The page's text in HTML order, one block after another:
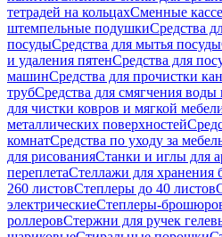
тетрадей на кольцахСменные
штемпельные подушкиСредства
посудыСредства для мытья посуды
и удаления пятенСредства для
машинСредства для прочистки
трубСредства для смягчения
для чистки ковров и мягкой
металлических поверхностей
комнатСредства по уходу за
для рисованияСтанки и иглы для
переплетаСтеллажи для хранения
260 листовСтеплеры до 40 листов
электрическиеСтеплеры-
роллеровСтержни для ручек